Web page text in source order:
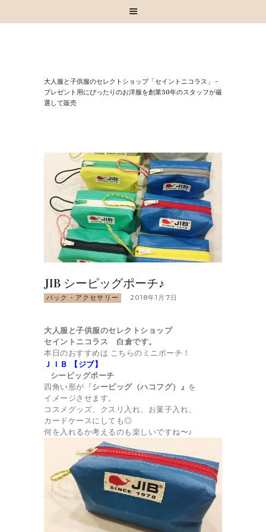
⼤⼈服と⼦供服のセレクトショップ「セイントニコラス」 –
プレゼント⽤にぴったりのお洋服を創業30年のスタッフが厳
選して販売
お知らせ
お買い物
取扱いブランド
お問い合わせ
JIB シーピッグポーチ♪
バック・アクセサリー 2018年1月7日
大人服と子供服のセレクトショップ
セイントニコラス 白倉です。
本日のおすすめは こちらのミニポーチ！
ＪＩＢ 【ジブ】
シーピッグポーチ
四角い形が『シーピッグ（ハコフグ）』 を
イメージさせます。
コスメグッズ、クスリ入れ、お菓子入れ、
カードケースにしても◎
何を入れるか考えるのも楽しいですね〜♪